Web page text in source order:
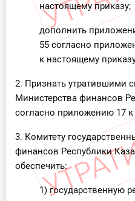
настоящему приказу;
дополнить
55 согласно
к настоящему
2. Признать утратившими
Министерства финансов
согласно приложению 17
3. Комитету
финансов Республики
обеспечить:
1) государственную